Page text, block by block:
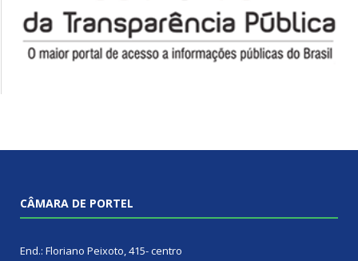
CÂMARA DE PORTEL
End.: Floriano Peixoto, 415- centro